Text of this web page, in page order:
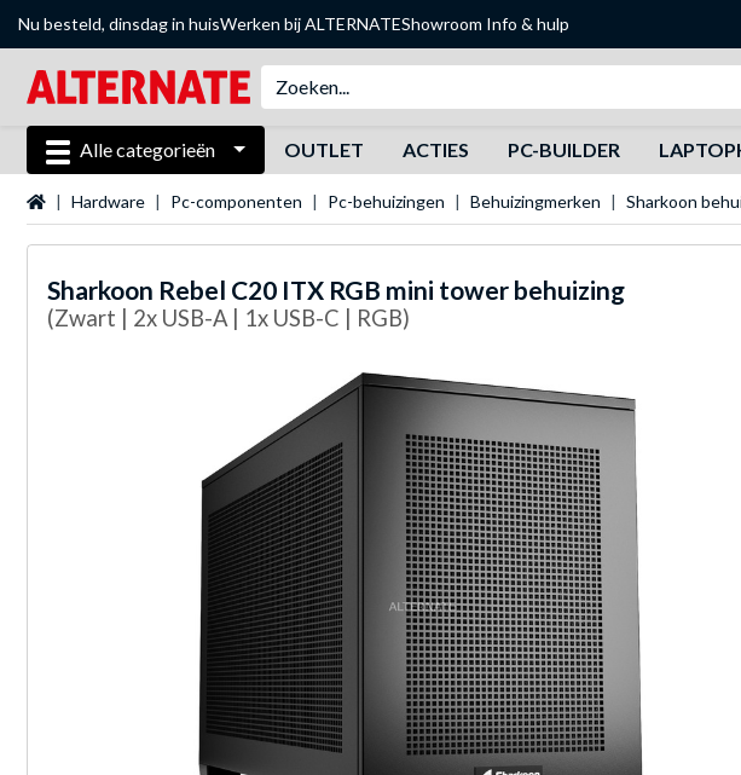
Nu besteld, dinsdag in huisWerken bij ALTERNATEShowroom Info & hulp
Alle categorieën OUTLET ACTIES PC-BUILDER
Startpagina
Hardware Pc-componenten Pc-behuizingen Behuizingmerken Sharkoon
Sharkoon Rebel C20 ITX RGB mini tower behuizing
(Zwart | 2x USB-A | 1x USB-C | RGB)